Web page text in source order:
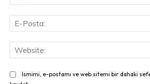
Ismimi, e-postamı ve web sitemi bir dahaki